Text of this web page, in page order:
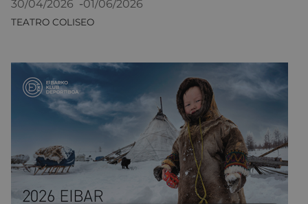
30/04/2026 -01/06/2026
TEATRO COLISEO